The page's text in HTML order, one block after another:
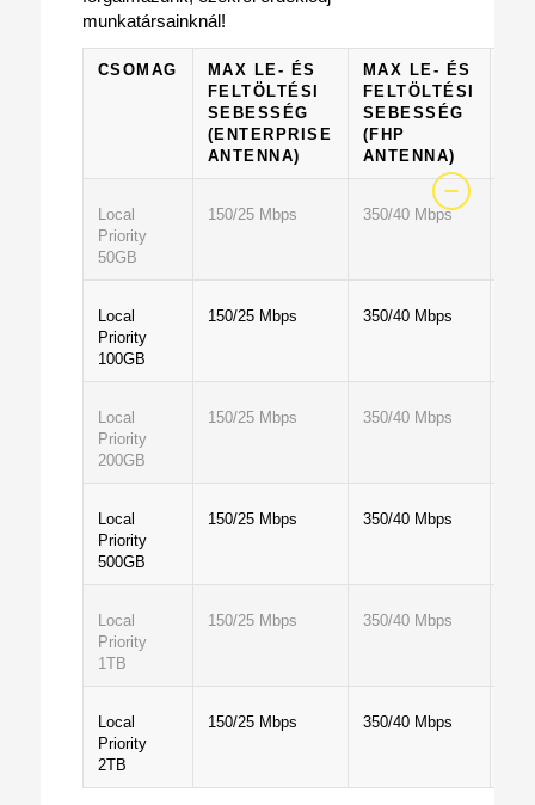
munkatársainknál!
CSOMAG
MAX LE- ÉS
FELTÖLTÉSI
SEBESSÉG
(ENTERPRISE
ANTENNA)
MAX LE- ÉS
FELTÖLTÉSI
SEBESSÉG
(FHP
ANTENNA)
Local
Priority
50GB
150/25 Mbps 350/40 Mbps
Local
Priority
100GB
150/25 Mbps 350/40 Mbps
Local
Priority
200GB
150/25 Mbps 350/40 Mbps
Local
Priority
500GB
150/25 Mbps 350/40 Mbps
Local
Priority
1TB
150/25 Mbps 350/40 Mbps
Local
Priority
2TB
150/25 Mbps 350/40 Mbps